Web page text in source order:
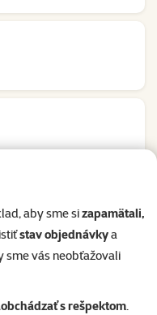
aby sme sizapamätali,
stav objednávkya
sme vás neobťažovali
s rešpektom.
nad Váhom